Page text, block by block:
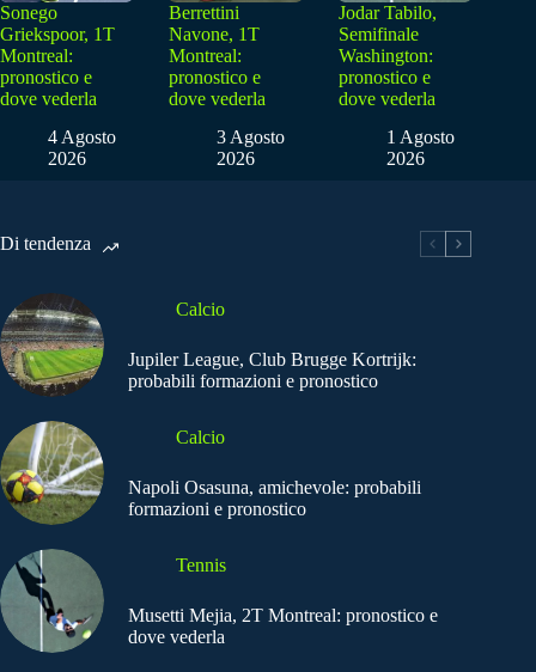
Sonego
Griekspoor, 1T
Montreal:
pronostico e
dove vederla
4 Agosto
2026
Berrettini
Navone, 1T
Montreal:
pronostico e
dove vederla
3 Agosto
2026
Jodar Tabilo,
Semifinale
Washington:
pronostico e
dove vederla
1 Agosto
2026
Di tendenza
Calcio
Jupiler League, Club Brugge Kortrijk:
probabili formazioni e pronostico
Calcio
Napoli Osasuna, amichevole: probabili
formazioni e pronostico
Tennis
Musetti Mejia, 2T Montreal: pronostico e
dove vederla